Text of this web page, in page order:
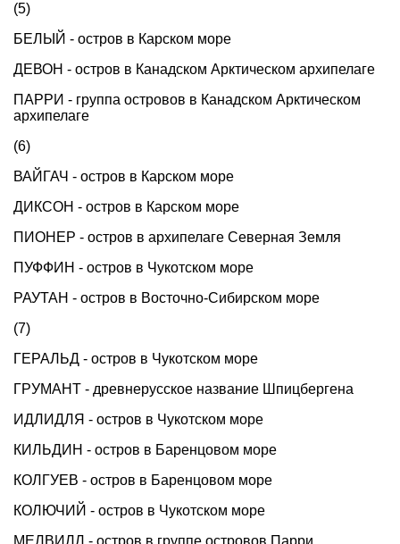
(5)
БЕЛЫЙ - остров в Карском море
ДЕВОН - остров в Канадском Арктическом архипелаге
ПАРРИ - группа островов в Канадском Арктическом
архипелаге
(6)
ВАЙГАЧ - остров в Карском море
ДИКСОН - остров в Карском море
ПИОНЕР - остров в архипелаге Северная Земля
ПУФФИН - остров в Чукотском море
РАУТАН - остров в Восточно-Сибирском море
(7)
ГЕРАЛЬД - остров в Чукотском море
ГРУМАНТ - древнерусское название Шпицбергена
ИДЛИДЛЯ - остров в Чукотском море
КИЛЬДИН - остров в Баренцовом море
КОЛГУЕВ - остров в Баренцовом море
КОЛЮЧИЙ - остров в Чукотском море
МЕЛВИЛЛ - остров в группе островов Парри